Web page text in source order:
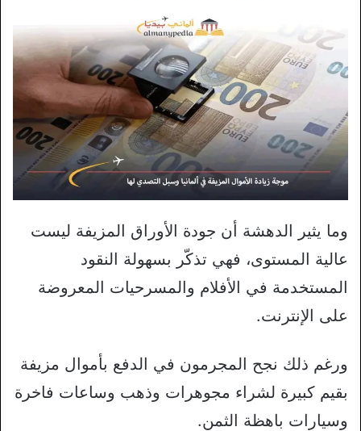
وما يثير الدهشة أن جودة الأوراق المزيفة ليست
عالية المستوى، فهي تذكّر بسهولة النقود
المستخدمة في الأفلام والمسرحيات المعروضة
على الإنترنت.
ورغم ذلك نجح المجرمون في الدفع بأموال مزيفة
بقيم كبيرة لشراء مجوهرات وذهب وساعات فاخرة
وسيارات باهظة الثمن.